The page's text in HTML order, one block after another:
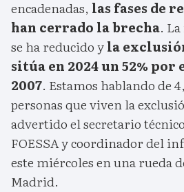
encadenadas, las fases de
han cerrado la brecha.
se ha reducido yla
sitúa en 2024 un 52% por
2007. Estamos hablando de
personas que viven la
advertido el secretario
FOESSA y coordinador del
este miércoles en una rueda
Madrid.